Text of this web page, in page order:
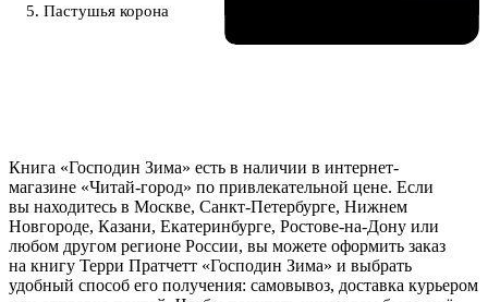
5. Пастушья корона
Книга «Господин Зима» есть в наличии в интернет-
магазине «Читай-город» по привлекательной цене. Если
вы находитесь в Москве, Санкт-Петербурге, Нижнем
Новгороде, Казани, Екатеринбурге, Ростове-на-Дону или
любом другом регионе России, вы можете оформить заказ
на книгу Терри Пратчетт «Господин Зима» и выбрать
удобный способ его получения: самовывоз, доставка курьером